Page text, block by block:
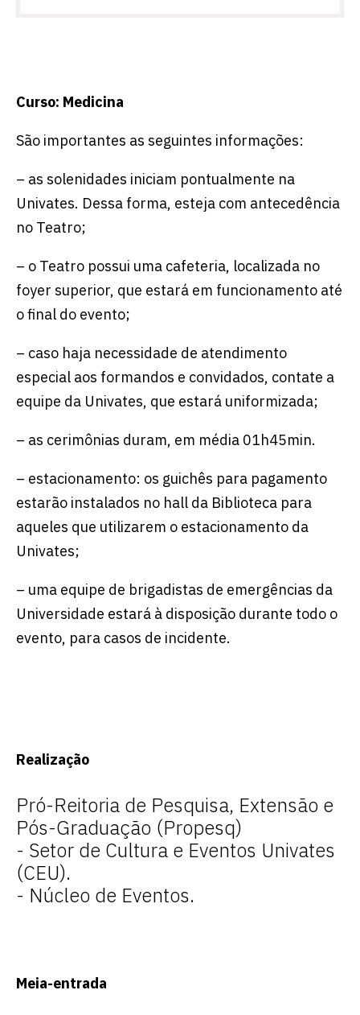
Curso: Medicina
São importantes as seguintes informações:
– as solenidades iniciam pontualmente na
Univates. Dessa forma, esteja com antecedência
no Teatro;
– o Teatro possui uma cafeteria, localizada no
foyer superior, que estará em funcionamento até
o final do evento;
– caso haja necessidade de atendimento
especial aos formandos e convidados, contate a
equipe da Univates, que estará uniformizada;
– as cerimônias duram, em média 01h45min.
– estacionamento: os guichês para pagamento
estarão instalados no hall da Biblioteca para
aqueles que utilizarem o estacionamento da
Univates;
– uma equipe de brigadistas de emergências da
Universidade estará à disposição durante todo o
evento, para casos de incidente.
Realização
Pró-Reitoria de Pesquisa, Extensão e
Pós-Graduação (Propesq)
- Setor de Cultura e Eventos Univates
(CEU).
- Núcleo de Eventos.
Meia-entrada